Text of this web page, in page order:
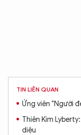
TIN LIÊN QUAN
Ứng viên "Người
Thiên Kim
diệu